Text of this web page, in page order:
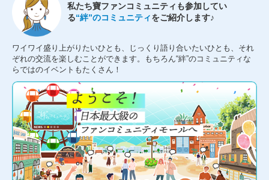
私たち寶ファンコミュニティも参加してい
る“絆”のコミュニティをご紹介します♪
ワイワイ盛り上がりたいひとも、じっくり語り合いたいひとも、それ
ぞれの交流を楽しむことができます。もちろん“絆”のコミュニティな
らではのイベントもたくさん！